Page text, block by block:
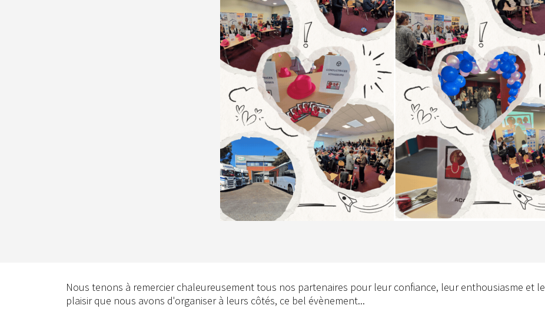
Nous tenons à remercier chaleureusement tous nos partenaires pour leur confiance, leur enthousiasme et le
plaisir que nous avons d'organiser à leurs côtés, ce bel évènement...